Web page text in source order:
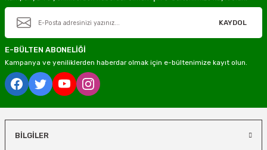
KAYDOL
E-BÜLTEN ABONELİĞİ
Kampanya ve yeniliklerden haberdar olmak için e-bültenimize kayıt olun.
BİLGİLER